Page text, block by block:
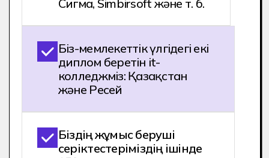
Сіз мамандықты 9 немесе 11
сыныптан кейін Хекслет it колледжіне
түсу арқылы игере аласыз
жасаушы".